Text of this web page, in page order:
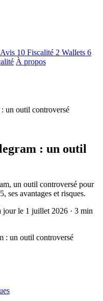
Avis 10 Fiscalité 2 Wallets 6
À propos
un outil controversé
: un outil
un outil controversé pour
ses avantages et risques.
jour le 1 juillet 2026 · 3 min